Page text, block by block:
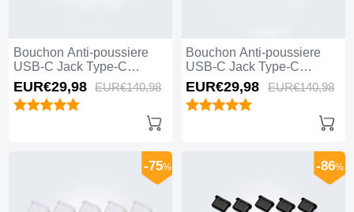
Bouchon Anti-poussiere
USB-C Jack Type-C
Universel 10PCS H01 pour
Apple iPhone 15 Pro Noir
EUR€29,98 EUR€140,98
Bouchon Anti-poussiere
USB-C Jack Type-C
Universel 10PCS pour
Apple iPhone 15 Pro Noir
EUR€29,98 EUR€140,98
-75% -86%